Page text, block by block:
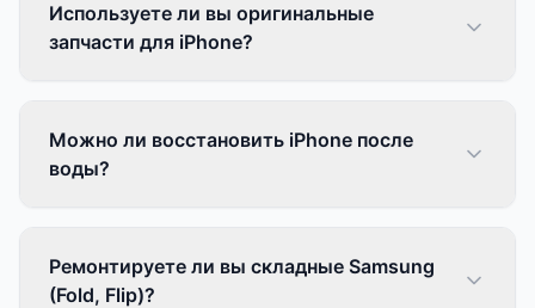
Используете ли вы оригинальные
запчасти для iPhone?
Можно ли восстановить iPhone после
воды?
Ремонтируете ли вы складные Samsung
(Fold, Flip)?